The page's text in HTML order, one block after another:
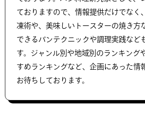
ておりますので、情報提供だけでなく
凍術や、美味しいトースターの焼き方
できるパンテクニックや調理実践など
す。ジャンル別や地域別のランキング
すめランキングなど、企画にあった情
お待ちしております。